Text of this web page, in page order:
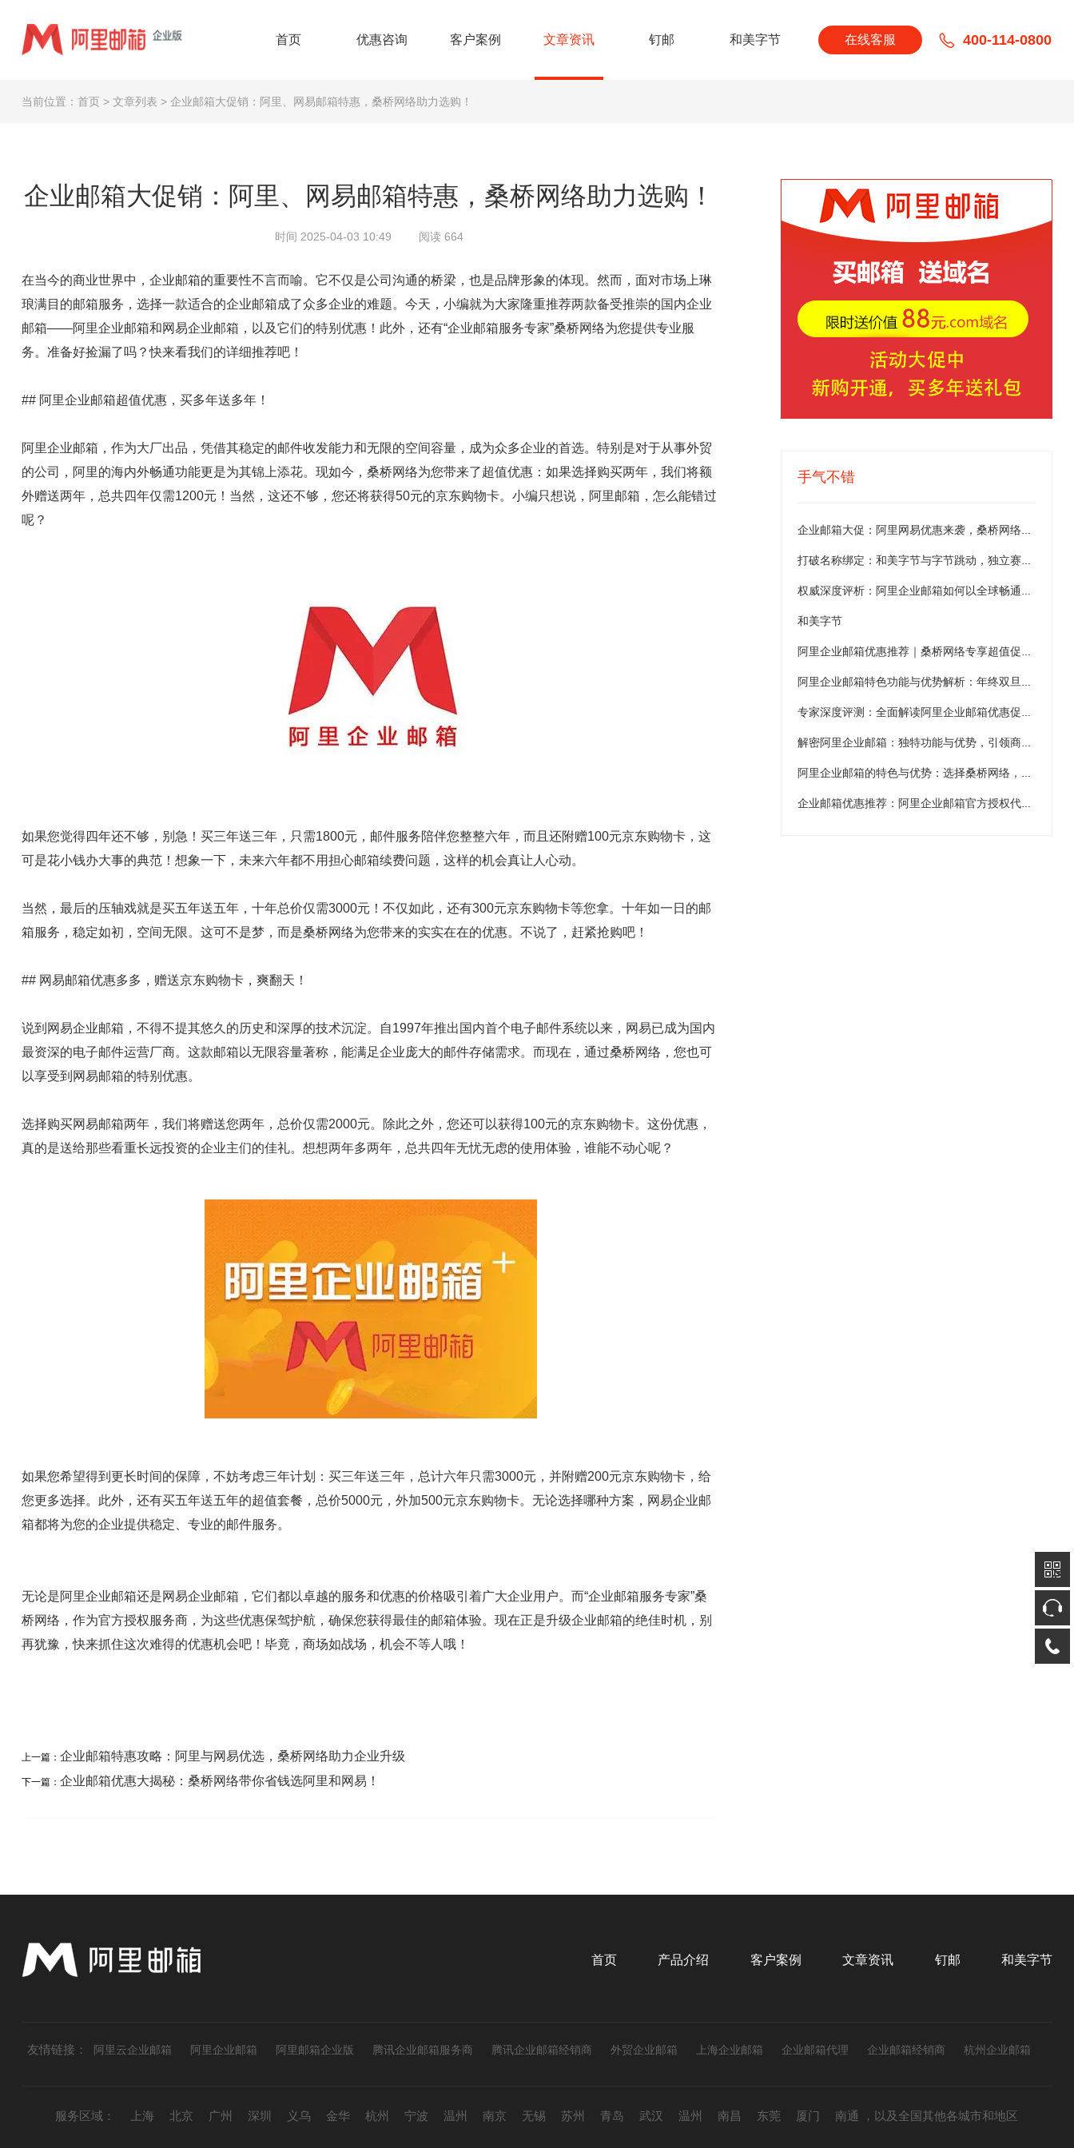
首页 优惠咨询 客户案例 文章资讯 钉邮 和美字节 在线客服 400-114-0800
当前位置： 首页> 文章列表 > 企业邮箱大促销：阿里、网易邮箱特惠，桑桥网络助力选购！
企业邮箱大促销：阿里、网易邮箱特惠，桑桥网络助力选购！
时间 2025-04-03 10:49 阅读 664
在当今的商业世界中，企业邮箱的重要性不言而喻。它不仅是公司沟通的桥梁，也是品牌形象的体现。然而，面对市场上琳
琅满目的邮箱服务，选择一款适合的企业邮箱成了众多企业的难题。今天，小编就为大家隆重推荐两款备受推崇的国内企业
邮箱——阿里企业邮箱和网易企业邮箱，以及它们的特别优惠！此外，还有“企业邮箱服务专家”桑桥网络为您提供专业服
务。准备好捡漏了吗？快来看我们的详细推荐吧！
## 阿里企业邮箱超值优惠，买多年送多年！
阿里企业邮箱，作为大厂出品，凭借其稳定的邮件收发能力和无限的空间容量，成为众多企业的首选。特别是对于从事外贸
的公司，阿里的海内外畅通功能更是为其锦上添花。现如今，桑桥网络为您带来了超值优惠：如果选择购买两年，我们将额
外赠送两年，总共四年仅需1200元！当然，这还不够，您还将获得50元的京东购物卡。小编只想说，阿里邮箱，怎么能错过
呢？
如果您觉得四年还不够，别急！买三年送三年，只需1800元，邮件服务陪伴您整整六年，而且还附赠100元京东购物卡，这
可是花小钱办大事的典范！想象一下，未来六年都不用担心邮箱续费问题，这样的机会真让人心动。
当然，最后的压轴戏就是买五年送五年，十年总价仅需3000元！不仅如此，还有300元京东购物卡等您拿。十年如一日的邮
箱服务，稳定如初，空间无限。这可不是梦，而是桑桥网络为您带来的实实在在的优惠。不说了，赶紧抢购吧！
## 网易邮箱优惠多多，赠送京东购物卡，爽翻天！
说到网易企业邮箱，不得不提其悠久的历史和深厚的技术沉淀。自1997年推出国内首个电子邮件系统以来，网易已成为国内
最资深的电子邮件运营厂商。这款邮箱以无限容量著称，能满足企业庞大的邮件存储需求。而现在，通过桑桥网络，您也可
以享受到网易邮箱的特别优惠。
选择购买网易邮箱两年，我们将赠送您两年，总价仅需2000元。除此之外，您还可以获得100元的京东购物卡。这份优惠，
真的是送给那些看重长远投资的企业主们的佳礼。想想两年多两年，总共四年无忧无虑的使用体验，谁能不动心呢？
如果您希望得到更长时间的保障，不妨考虑三年计划：买三年送三年，总计六年只需3000元，并附赠200元京东购物卡，给
您更多选择。此外，还有买五年送五年的超值套餐，总价5000元，外加500元京东购物卡。无论选择哪种方案，网易企业邮
箱都将为您的企业提供稳定、专业的邮件服务。
无论是阿里企业邮箱还是网易企业邮箱，它们都以卓越的服务和优惠的价格吸引着广大企业用户。而“企业邮箱服务专家”桑
桥网络，作为官方授权服务商，为这些优惠保驾护航，确保您获得最佳的邮箱体验。现在正是升级企业邮箱的绝佳时机，别
再犹豫，快来抓住这次难得的优惠机会吧！毕竟，商场如战场，机会不等人哦！
上一篇： 企业邮箱特惠攻略：阿里与网易优选，桑桥网络助力企业升级
下一篇： 企业邮箱优惠大揭秘：桑桥网络带你省钱选阿里和网易！
手气不错
企业邮箱大促：阿里网易优惠来袭，桑桥网络助您省更多！
打破名称绑定：和美字节与字节跳动，独立赛道各自出彩
权威深度评析：阿里企业邮箱如何以全球畅通邮件服务与桑桥网络合作推出超值优惠促销方案，全面解读无限容量企业邮箱的核心竞争力及市场前景
和美字节
阿里企业邮箱优惠推荐｜桑桥网络专享超值促销及服务介绍
阿里企业邮箱特色功能与优势解析：年终双旦促销优惠推荐桑桥网络
专家深度评测：全面解读阿里企业邮箱优惠促销政策及桑桥网络官方授权代理所提供的高效稳定、无限存储与全球畅通邮件服务优势，展现卓越实力
解密阿里企业邮箱：独特功能与优势，引领商务沟通新时代
阿里企业邮箱的特色与优势：选择桑桥网络，享新春优惠促销！
企业邮箱优惠推荐：阿里企业邮箱官方授权代理桑桥网络独家促销
首页 产品介绍 客户案例 文章资讯 钉邮 和美字节
友情链接： 阿里云企业邮箱 阿里企业邮箱 阿里邮箱企业版 腾讯企业邮箱服务商 腾讯企业邮箱经销商 外贸企业邮箱 上海企业邮箱 企业邮箱代理 企业邮箱经销商 杭州企业邮箱
服务区域： 上海 北京 广州 深圳 义乌 金华 杭州 宁波 温州 南京 无锡 苏州 青岛 武汉 温州 南昌 东莞 厦门 南通 ，以及全国其他各城市和地区